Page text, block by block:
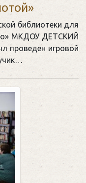
библиотеки для
МКДОУ ДЕТСКИЙ
проведен игровой